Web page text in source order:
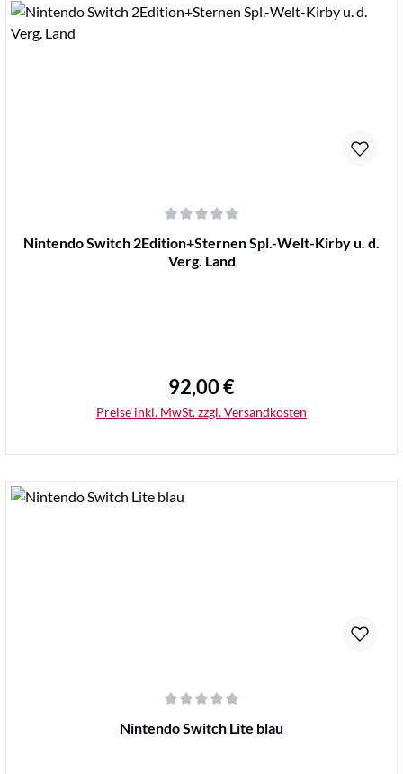
Durchschnittliche Bewertung von 0 von 5 Sternen
Nintendo Switch 2Edition+Sternen Spl.-Welt-Kirby u. d.
Verg. Land
Regulärer Preis:
92,00 €
Preise inkl. MwSt. zzgl. Versandkosten
Durchschnittliche Bewertung von 0 von 5 Sternen
Nintendo Switch Lite blau